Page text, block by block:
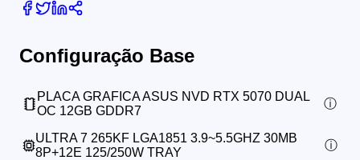
Configuração Base
PLACA GRAFICA ASUS NVD RTX 5070 DUAL
OC 12GB GDDR7
ULTRA 7 265KF LGA1851 3.9~5.5GHZ 30MB
8P+12E 125/250W TRAY